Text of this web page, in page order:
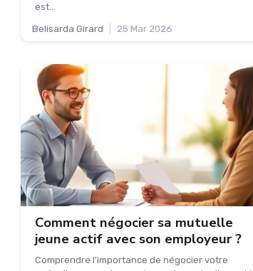
est...
Belisarda Girard 25 Mar 2026
Comment négocier sa mutuelle
jeune actif avec son employeur ?
Comprendre l'importance de négocier votre